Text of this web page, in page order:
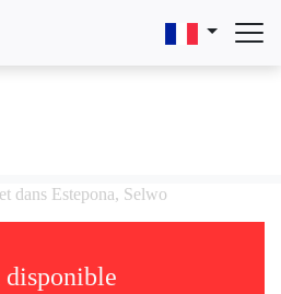
dans Estepona, Selwo
disponible